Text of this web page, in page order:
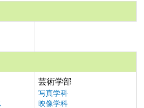
芸術学部
写真学科
映像学科